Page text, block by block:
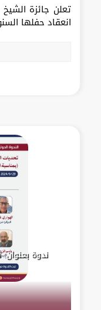
تعلن جائزة
انعقاد حفلها
ندوة